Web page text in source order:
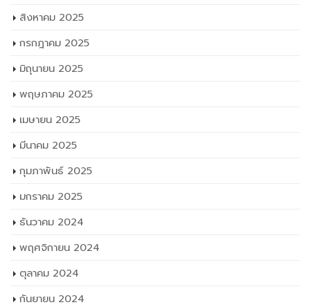
สิงหาคม 2025
กรกฎาคม 2025
มิถุนายน 2025
พฤษภาคม 2025
เมษายน 2025
มีนาคม 2025
กุมภาพันธ์ 2025
มกราคม 2025
ธันวาคม 2024
พฤศจิกายน 2024
ตุลาคม 2024
กันยายน 2024